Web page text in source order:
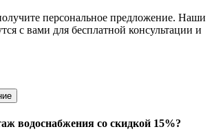
персональное предложение. Наши
с вами для бесплатной консультации и
водоснабжения со скидкой 15%?